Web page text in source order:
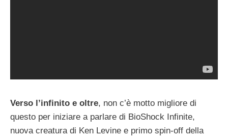
Verso l’infinito e oltre, non c’è motto migliore di
questo per iniziare a parlare di BioShock Infinite,
nuova creatura di Ken Levine e primo spin-off della